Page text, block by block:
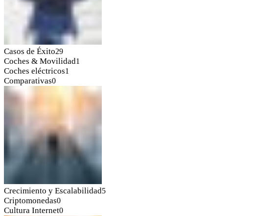
Casos de Éxito29
Coches & Movilidad1
Coches eléctricos1
Comparativas0
Crecimiento y Escalabilidad5
Criptomonedas0
Cultura Internet0